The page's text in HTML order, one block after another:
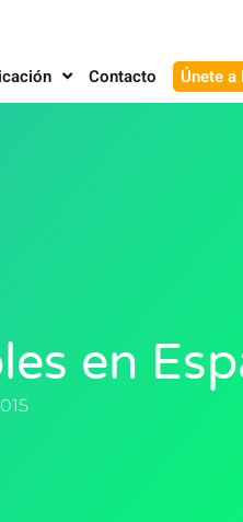
Contacto Únete
en